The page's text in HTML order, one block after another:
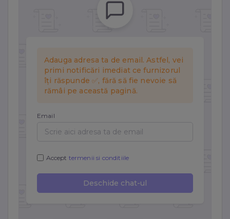
preferințele tale de cookie. Nu pot fi dezactivate.
Cookie-urile de statistici ne ajută să înțelegem cum
interacționezi cu site-ul, colectând informații anonime.
Folosim Google Analytics prin Google Tag Manager.
Cookie-urile de marketing sunt folosite pentru a urmări
Folosim Meta (Facebook) Pixel și TikTok Pixel.